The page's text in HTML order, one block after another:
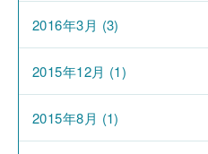
2016年3月 (3)
2015年12月 (1)
2015年8月 (1)